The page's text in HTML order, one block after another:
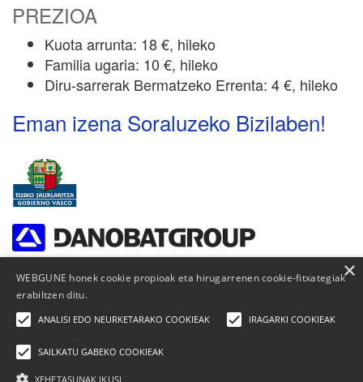
PREZIOA
Kuota arrunta: 18 €, hileko
Familia ugaria: 10 €, hileko
Diru-sarrerak Bermatzeko Errenta: 4 €, hileko
Eman izena Soraluzeko Bizilaben!
WEBGUNE honek cookie propioak eta hirugarrenen cookie-fitxategiak
erabiltzen ditu.
ANALISI EDO NEURKETARAKO COOKIEAK IRAGARKI COOKIEAK
SAILKATU GABEKO COOKIEAK
XEHETASUNAK IKUSI
×